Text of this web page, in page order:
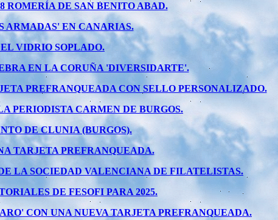
ROMERÍA DE SAN BENITO ABAD.
ARMADAS' EN CANARIAS.
VIDRIO SOPLADO.
EN LA CORUÑA 'DIVERSIDARTE'.
PREFRANQUEADA CON SELLO PERSONALIZADO.
PERIODISTA CARMEN DE BURGOS.
DE CLUNIA (BURGOS).
TARJETA PREFRANQUEADA.
LA SOCIEDAD VALENCIANA DE FILATELISTAS.
DE FESOFI PARA 2025.
CON UNA NUEVA TARJETA PREFRANQUEADA.